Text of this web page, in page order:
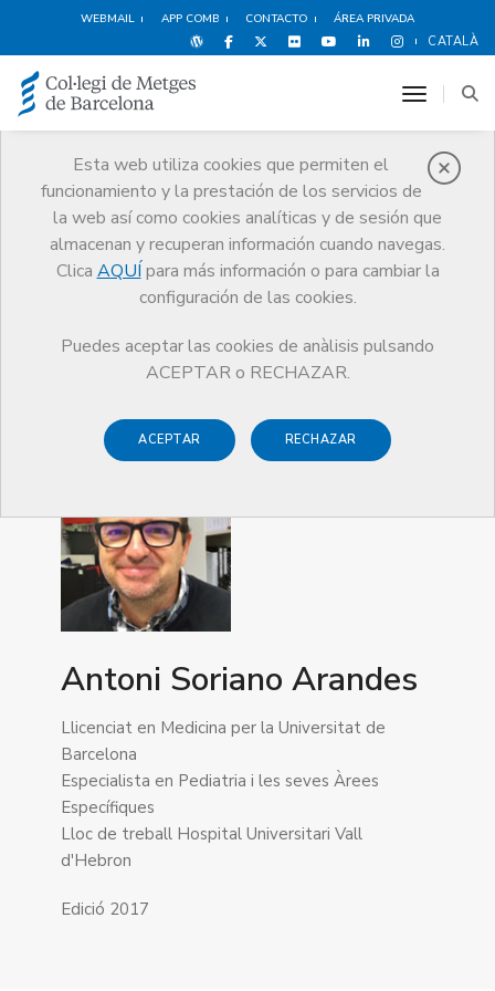
WEBMAIL APP COMB CONTACTO ÁREA PRIVADA
CATALÀ
Esta web utiliza cookies que permiten el
funcionamiento y la prestación de los servicios de
la web así como cookies analíticas y de sesión que
almacenan y recuperan información cuando navegas.
Clica AQUÍ para más información o para cambiar la
configuración de las cookies.
Puedes aceptar las cookies de anàlisis pulsando
ACEPTAR o RECHAZAR.
ACEPTAR RECHAZAR
toggle
Premios
El CoMB Guardonat Edició 2017
Guardonat Edició 2017
Antoni Soriano Arandes
Llicenciat en Medicina per la Universitat de
Barcelona
Especialista en Pediatria i les seves Àrees
Específiques
Lloc de treball Hospital Universitari Vall
d'Hebron
Edició 2017